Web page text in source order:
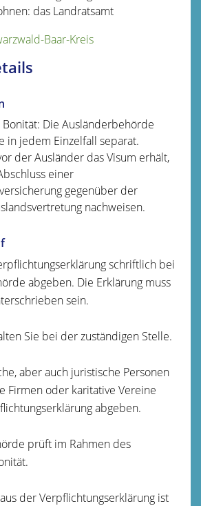
das Landratsamt
Baar-Kreis
: Die Ausländerbehörde
in jedem Einzelfall separat.
der Ausländer das Visum erhält,
einer
gegenüber der
nachweisen.
schriftlich bei
abgeben. Die Erklärung muss
sein.
Sie bei der zuständigen Stelle.
aber auch juristische Personen
Firmen oder karitative Vereine
abgeben.
prüft im Rahmen des
der Verpflichtungserklärung ist